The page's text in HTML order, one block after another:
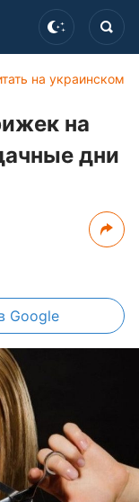
на украинском
на
дни
Google